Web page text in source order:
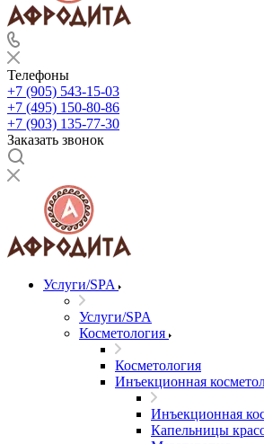
Телефоны
+7 (905) 543-15-03
+7 (495) 150-80-86
+7 (903) 135-77-30
Заказать звонок
Услуги/SPA
Услуги/SPA
Косметология
Косметология
Инъекционная
Инъекционная
Капельницы